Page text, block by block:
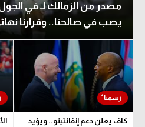
مصدر من الزمالك لـ في
يصب في صالحنا.. وقرارنا
كاف يعلن دعم إنفانتينو.. ويؤيد